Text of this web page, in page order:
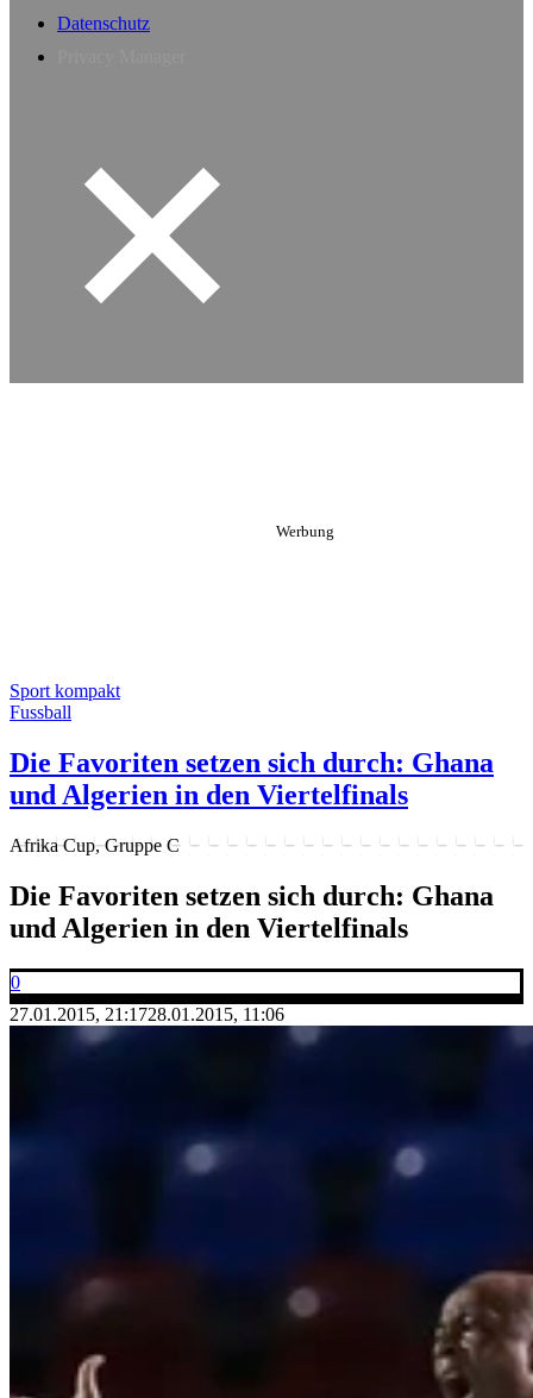
Datenschutz
Sport kompakt
Fussball
Die Favoriten setzen sich durch: Ghana
und Algerien in den Viertelfinals
Afrika Cup, Gruppe C
Die Favoriten setzen sich durch: Ghana
und Algerien in den Viertelfinals
0
27.01.2015, 21:1728.01.2015, 11:06